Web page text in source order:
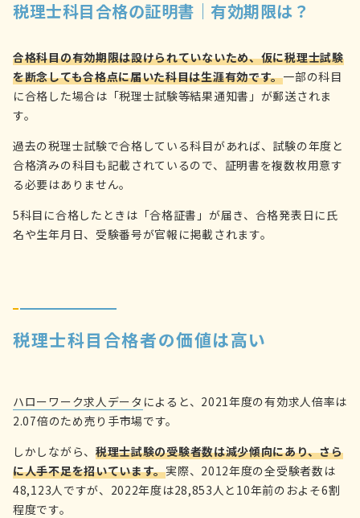
税理士科目合格の証明書｜有効期限は？
合格科目の有効期限は設けられていないため、仮に税理士試験
を断念しても合格点に届いた科目は生涯有効です。一部の科目
に合格した場合は「税理士試験等結果通知書」が郵送されま
す。
過去の税理士試験で合格している科目があれば、試験の年度と
合格済みの科目も記載されているので、証明書を複数枚用意す
る必要はありません。
5科目に合格したときは「合格証書」が届き、合格発表日に氏
名や生年月日、受験番号が官報に掲載されます。
税理士科目合格者の価値は高い
ハローワーク求人データ によると、2021年度の有効求人倍率は
2.07倍のため売り手市場です。
しかしながら、 税理士試験の受験者数は減少傾向にあり、さら
に人手不足を招いています。実際、2012年度の全受験者数は
48,123人ですが、2022年度は28,853人と10年前のおよそ6割
程度です。